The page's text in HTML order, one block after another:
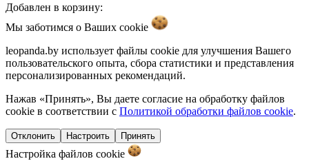
Добавлен в корзину:
Мы заботимся о Ваших cookie
leopanda.by использует файлы cookie для улучшения Вашего
пользовательского опыта, сбора статистики и представления
персонализированных рекомендаций.
Нажав «Принять», Вы даете согласие на обработку файлов
cookie в соответствии с Политикой обработки файлов cookie.
Отклонить Настроить Принять
Настройка файлов cookie